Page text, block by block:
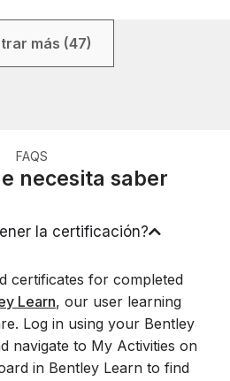
más (47)
FAQS
necesita saber
la certificación?
certificates for completed
Learn, our user learning
Log in using your Bentley
navigate to My Activities on
in Bentley Learn to find